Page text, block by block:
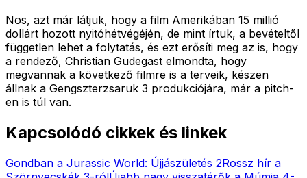
Nos, azt már látjuk, hogy a film Amerikában 15 millió
dollárt hozott nyitóhétvégéjén, de mint írtuk, a bevételtől
független lehet a folytatás, és ezt erősíti meg az is, hogy
a rendező, Christian Gudegast elmondta, hogy
megvannak a következő filmre is a terveik, készen
állnak a Gengszterzsaruk 3 produkciójára, már a pitch-
en is túl van.
Kapcsolódó cikkek és linkek
Gondban a Jurassic World: Újjászületés 2Rossz hír a